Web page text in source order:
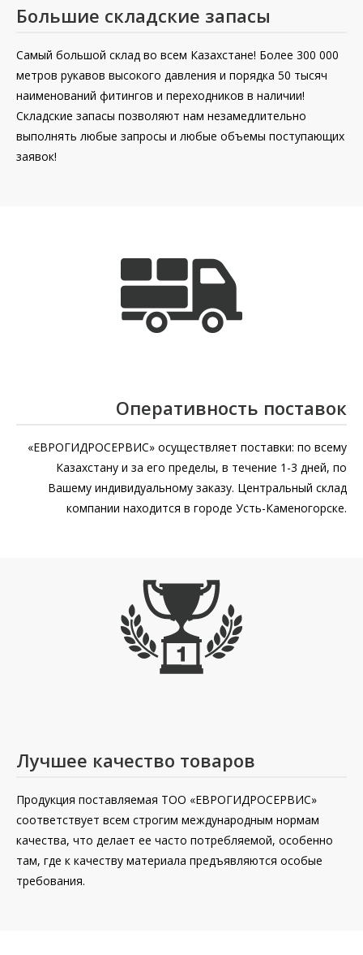
Большие складские запасы
Самый большой склад во всем Казахстане! Более 300 000
метров рукавов высокого давления и порядка 50 тысяч
наименований фитингов и переходников в наличии!
Складские запасы позволяют нам незамедлительно
выполнять любые запросы и любые объемы поступающих
заявок!
Оперативность поставок
«ЕВРОГИДРОСЕРВИС» осуществляет поставки: по всему
Казахстану и за его пределы, в течение 1-3 дней, по
Вашему индивидуальному заказу. Центральный склад
компании находится в городе Усть-Каменогорске.
Лучшее качество товаров
Продукция поставляемая ТОО «ЕВРОГИДРОСЕРВИС»
соответствует всем строгим международным нормам
качества, что делает ее часто потребляемой, особенно
там, где к качеству материала предъявляются особые
требования.